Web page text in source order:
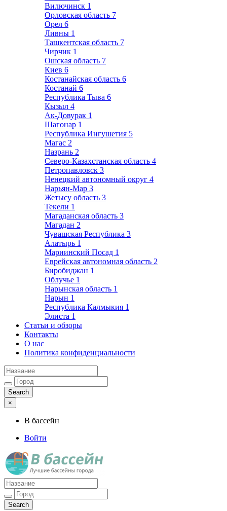
Вилючинск 1
Орловская область 7
Орел 6
Ливны 1
Ташкентская область 7
Чирчик 1
Ошская область 7
Киев 6
Костанайская область 6
Костанай 6
Республика Тыва 6
Кызыл 4
Ак-Довурак 1
Шагонар 1
Республика Ингушетия 5
Магас 2
Назрань 2
Северо-Казахстанская область 4
Петропавловск 3
Ненецкий автономный округ 4
Нарьян-Мар 3
Жетысу область 3
Текели 1
Магаданская область 3
Магадан 2
Чувашская Республика 3
Алатырь 1
Мариинский Посад 1
Еврейская автономная область 2
Биробиджан 1
Облучье 1
Нарынская область 1
Нарын 1
Республика Калмыкия 1
Элиста 1
Статьи и обзоры
Контакты
О нас
Политика конфиденциальности
×
В бассейн
Войти
Лучшие бассейны города